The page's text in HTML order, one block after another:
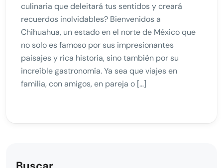
culinaria que deleitará tus sentidos y creará
recuerdos inolvidables? Bienvenidos a
Chihuahua, un estado en el norte de México que
no solo es famoso por sus impresionantes
paisajes y rica historia, sino también por su
increíble gastronomía. Ya sea que viajes en
familia, con amigos, en pareja o […]